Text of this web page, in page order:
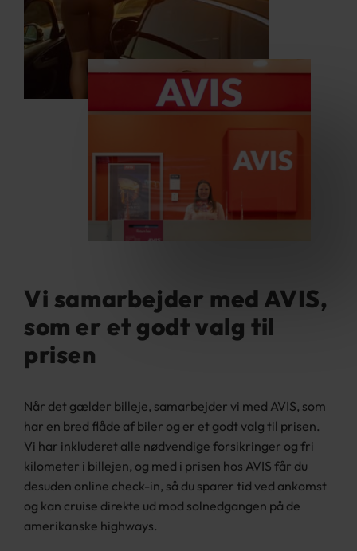
Vi samarbejder med AVIS,
som er et godt valg til
prisen
Når det gælder billeje, samarbejder vi med AVIS, som
har en bred flåde af biler og er et godt valg til prisen.
Vi har inkluderet alle nødvendige forsikringer og fri
kilometer i billejen, og med i prisen hos AVIS får du
desuden online check-in, så du sparer tid ved ankomst
og kan cruise direkte ud mod solnedgangen på de
amerikanske highways.